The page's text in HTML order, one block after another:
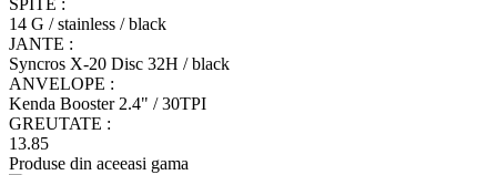
SPITE :
14 G / stainless / black
JANTE :
Syncros X-20 Disc 32H / black
ANVELOPE :
Kenda Booster 2.4" / 30TPI
GREUTATE :
13.85
Produse din aceeasi gama